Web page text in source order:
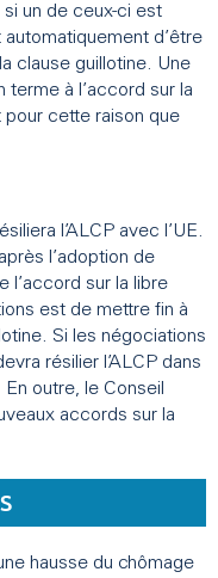
un de ceux-ci est
d’être
clause guillotine. Une
terme à l’accord sur la
pour cette raison que
l’ALCP avec l’UE.
l’adoption de
l’accord sur la libre
est de mettre fin à
Si les négociations
résilier l’ALCP dans
outre, le Conseil
accords sur la
hausse du chômage